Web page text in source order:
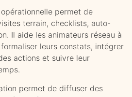
permet de
terrain, checklists, auto-
Il aide les animateurs réseau à
leurs constats, intégrer
actions et suivre leur
permet de diffuser des